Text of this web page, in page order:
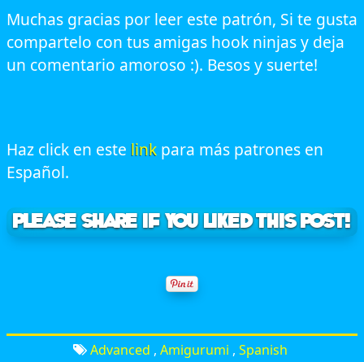
Muchas gracias por leer este patrón, Si te gusta
compartelo con tus amigas hook ninjas y deja
un comentario amoroso :). Besos y suerte!
Haz click en este link para más patrones en
Español.
Please Share if you liked this post!
Advanced , Amigurumi , Spanish